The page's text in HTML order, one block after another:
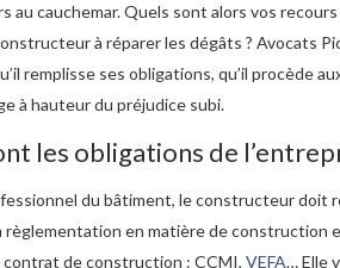
au cauchemar. Quels sont alors vos
à réparer les dégâts ? Avocats
remplisse ses obligations, qu’il procède
à hauteur du préjudice subi.
les obligations de
du bâtiment, le constructeur doit
règlementation en matière de
de construction : CCMI, VEFA… Elle